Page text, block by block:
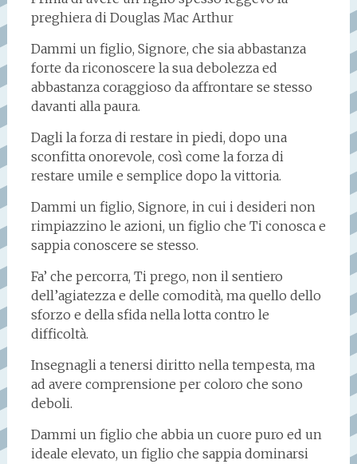
preghiera di Douglas Mac Arthur
Dammi un figlio, Signore, che sia abbastanza
forte da riconoscere la sua debolezza ed
abbastanza coraggioso da affrontare se stesso
davanti alla paura.
Dagli la forza di restare in piedi, dopo una
sconfitta onorevole, così come la forza di
restare umile e semplice dopo la vittoria.
Dammi un figlio, Signore, in cui i desideri non
rimpiazzino le azioni, un figlio che Ti conosca e
sappia conoscere se stesso.
Fa’ che percorra, Ti prego, non il sentiero
dell’agiatezza e delle comodità, ma quello dello
sforzo e della sfida nella lotta contro le
difficoltà.
Insegnagli a tenersi diritto nella tempesta, ma
ad avere comprensione per coloro che sono
deboli.
Dammi un figlio che abbia un cuore puro ed un
ideale elevato, un figlio che sappia dominarsi